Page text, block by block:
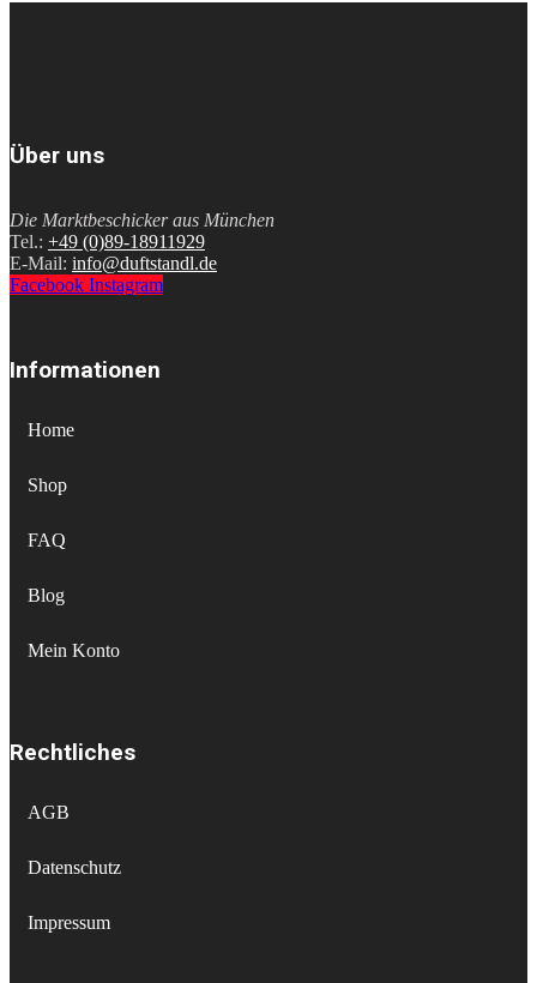
Über uns
Die Marktbeschicker aus München
Tel.: +49 (0)89-18911929
E-Mail: info@duftstandl.de
Facebook Instagram
Informationen
Home
Shop
FAQ
Blog
Mein Konto
Rechtliches
AGB
Datenschutz
Impressum